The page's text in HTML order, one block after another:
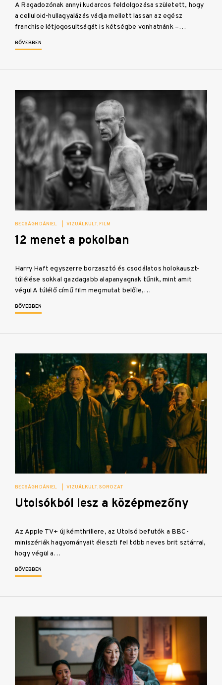
A Ragadozónak annyi kudarcos feldolgozása született, hogy
a celluloid-hullagyalázás vádja mellett lassan az egész
franchise létjogosultságát is kétségbe vonhatnánk –…
BŐVEBBEN
BECSÁGH DÁNIEL VIZUÁLKULT FILM
12 menet a pokolban
Harry Haft egyszerre borzasztó és csodálatos holokauszt-
túlélése sokkal gazdagabb alapanyagnak tűnik, mint amit
végül A túlélő című film megmutat belőle,…
BŐVEBBEN
BECSÁGH DÁNIEL VIZUÁLKULT SOROZAT
Utolsókból lesz a középmezőny
Az Apple TV+ új kémthrillere, az Utolsó befutók a BBC-
miniszériák hagyományait éleszti fel több neves brit sztárral,
hogy végül a…
BŐVEBBEN